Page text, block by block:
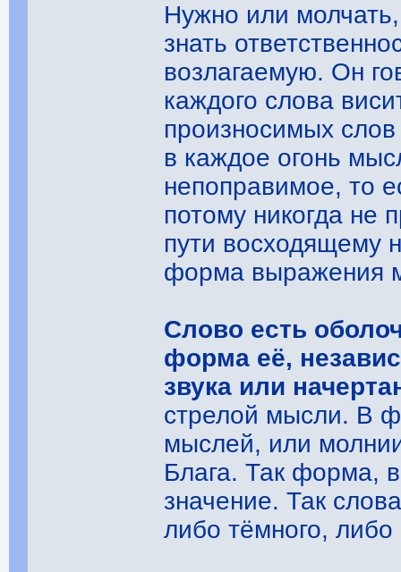
Нужно или
знать
возлагаемую. Он
каждого слова
произносимых
в каждое огонь
непоправимое, то
потому никогда не
пути восходящему
форма выражения
Слово есть
форма её,
звука или
стрелой мысли. В
мыслей, или
Блага. Так форма,
значение. Так
либо тёмного, либо